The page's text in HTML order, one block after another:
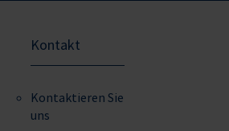
Kontakt
Kontaktieren Sie
uns